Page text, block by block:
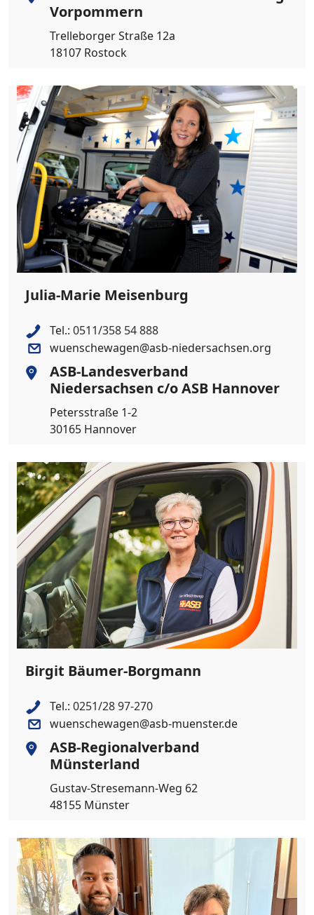
Vorpommern
Trelleborger Straße 12a
18107 Rostock
Julia-Marie Meisenburg
Tel.: 0511/358 54 888
wuenschewagen@asb-niedersachsen.org
ASB-Landesverband
Niedersachsen c/o ASB Hannover
Petersstraße 1-2
30165 Hannover
Birgit Bäumer-Borgmann
Tel.: 0251/28 97-270
wuenschewagen@asb-muenster.de
ASB-Regionalverband
Münsterland
Gustav-Stresemann-Weg 62
48155 Münster